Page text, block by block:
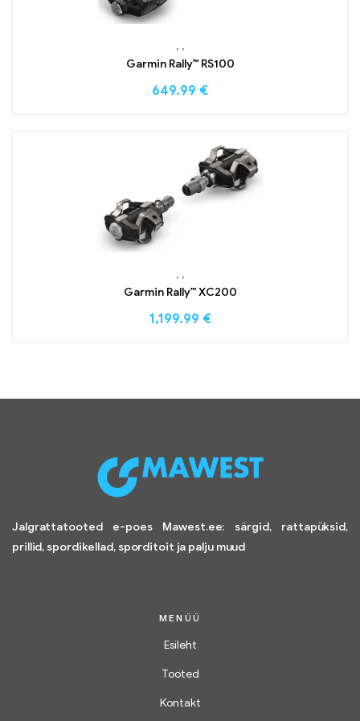
, ,
Garmin Rally™ RS100
649.99 €
, ,
Garmin Rally™ XC200
1,199.99 €
Jalgrattatooted e-poes Mawest.ee: särgid, rattapüksid,
prillid, spordikellad, sporditoit ja palju muud
MENÜÜ
Esileht
Tooted
Kontakt